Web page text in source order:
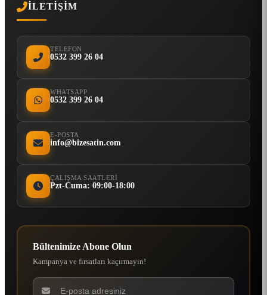
İLETIŞIM
TELEFON
0532 399 26 04
WHATSAPP
0532 399 26 04
E-POSTA
info@bizesatin.com
ÇALIŞMA SAATLERI
Pzt-Cuma: 09:00-18:00
Bültenimize Abone Olun
Kampanya ve fırsatları kaçırmayın!